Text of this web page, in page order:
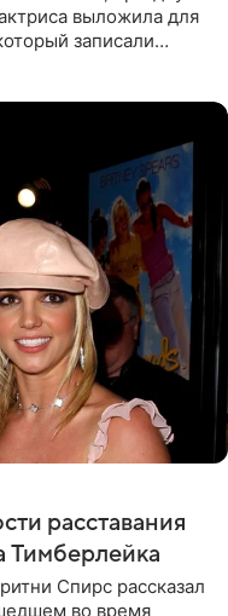
выложила для
записали
расставания
Тимберлейка
Спирс рассказал
во время